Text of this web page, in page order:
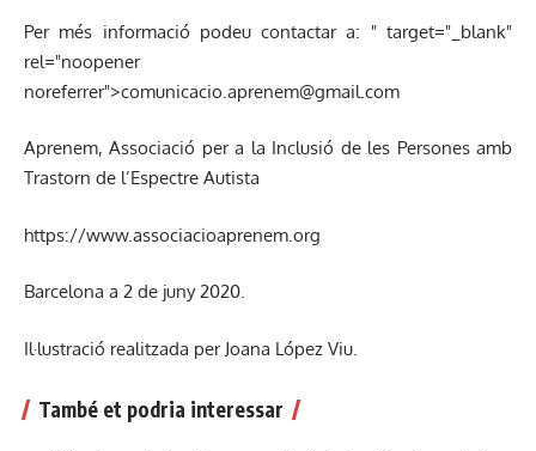
Per més informació podeu contactar a: " target="_blank"
rel="noopener
noreferrer">comunicacio.aprenem@gmail.com
Aprenem, Associació per a la Inclusió de les Persones amb
Trastorn de l’Espectre Autista
https://www.associacioaprenem.org
Barcelona a 2 de juny 2020.
Il·lustració realitzada per Joana López Viu.
També et podria interessar